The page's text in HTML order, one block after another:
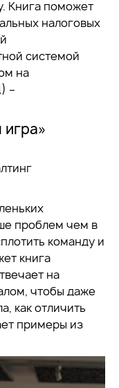
Книга поможет
налоговых
системой
на
–
проблем чем в
команду и
книга
на
чтобы даже
как отличить
примеры из